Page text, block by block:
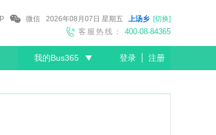
微信 2026年08月07日 星期五 上汤乡 [切换]
客服热线： 400-08-84365
我的Bus365 登录 注册